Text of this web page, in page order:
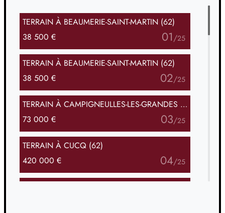
TERRAIN À BEAUMERIE-SAINT-MARTIN (62)
38 500 €
01/25
TERRAIN À BEAUMERIE-SAINT-MARTIN (62)
38 500 €
02/25
TERRAIN À CAMPIGNEULLES-LES-GRANDES (62)
73 000 €
03/25
TERRAIN À CUCQ (62)
420 000 €
04/25